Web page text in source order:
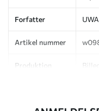
Forfatter
Artikel nummer
Produktion